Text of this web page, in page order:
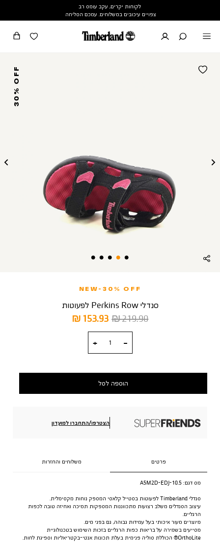
לקוחות יקרים, עקב עומס רב
צפויים עיכובים במשלוחים. עמכם הסליחה
30% OFF
NEW-30% OFF
סנדלי Perkins Row לפעוטות
מחיר
מוצר
153.93 ₪
מחיר
219.90 ₪
הוספה לסל
הצטרפו/התחברו למועדון
פרטים משלוחים והחזרות
מס דגם: A5M2D-EDJ-10.5
סנדלי Timberland לפעוטות בסטייל קלאסי המספק נוחות מקסימלית.
עיצוב הסנדלים משלב רצועות מתכווננות המספקות תמיכה ואחיזה טובה לכפות
הרגליים.
מיוצרים מעור איכותי בעל עמידות גבוהה, גם בפני מים.
מסייעים בשמירה על בריאות כפות הרגליים בזכות השימוש בטכנולוגיית
OrthoLite® הכוללת סוליה פנימית בעלת תכונות אנטי-בקטריאליות וספיגת לחות.